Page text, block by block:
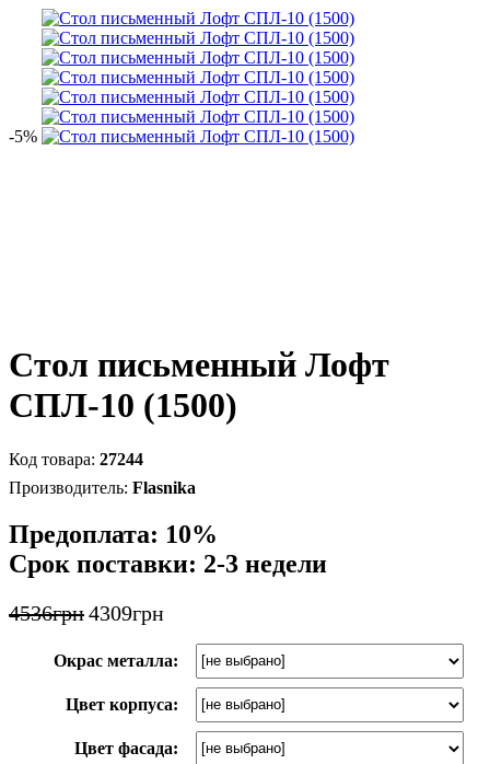
-5%
Стол письменный Лофт
СПЛ-10 (1500)
27244
Flasnika
Предоплата: 10%
Срок поставки: 2-3 недели
4536грн4309грн
Окрас металла:
Цвет корпуса:
Цвет фасада: